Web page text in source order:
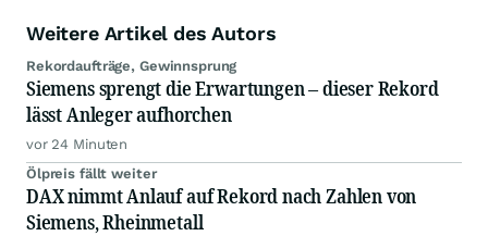
mit ihren Kolleginnen und Kollegen aus den
Partnerredaktionen exklusiv, fundiert,
ausgewogen sowie unabhängig für den Anleger.
Die Zentralredaktion recherchiert intensiv, um
Anlegern der Kategorie Selbstentscheider
relevante Informationen für ihre
Anlageentscheidungen liefern zu können.
Podcast "Börse, Baby!"
Weitere Artikel des Autors
Rekordaufträge, Gewinnsprung
Siemens sprengt die Erwartungen – dieser Rekord
lässt Anleger aufhorchen
vor 24 Minuten
Ölpreis fällt weiter
DAX nimmt Anlauf auf Rekord nach Zahlen von
Siemens, Rheinmetall